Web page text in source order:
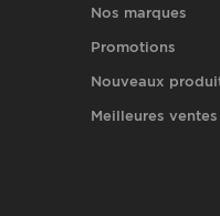
Nos marques
Promotions
Nouveaux
Meilleures ventes